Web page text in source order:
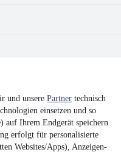
und unsere Partner technisch
einsetzen und so
auf Ihrem Endgerät speichern
erfolgt für personalisierte
Websites/Apps), Anzeigen-